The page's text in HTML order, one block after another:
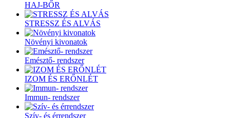
HAJ-BŐR
STRESSZ ÉS ALVÁS
Növényi kivonatok
Emésztő- rendszer
IZOM ÉS ERŐNLÉT
Immun- rendszer
Szív- és érrendszer